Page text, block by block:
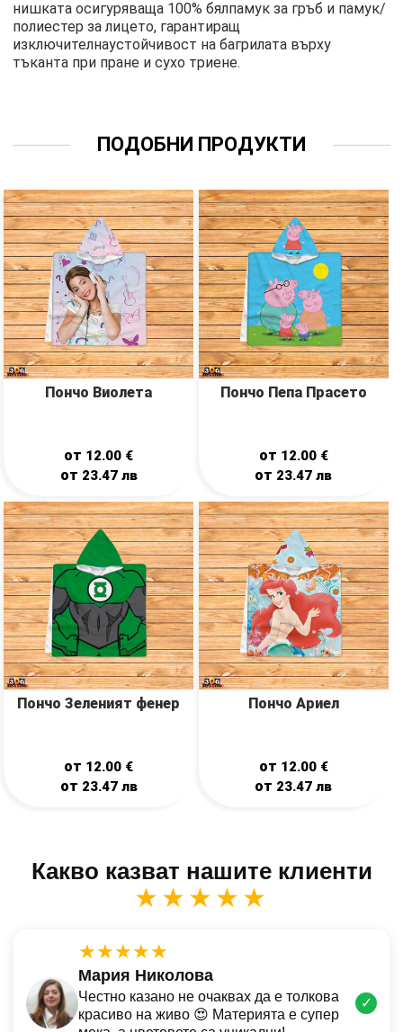
нишката осигуряваща 100% бялпамук за гръб и памук/
полиестер за лицето, гарантиращ
изключителнаустойчивост на багрилата върху
тъканта при пране и сухо триене.
ПОДОБНИ ПРОДУКТИ
Пончо Виолета
от 12.00 €
от 23.47 лв
Пончо Пепа Прасето
от 12.00 €
от 23.47лв
Пончо Зеленият фенер
от 12.00 €
от 23.47 лв
Пончо Ариел
от 12.00 €
от 23.47лв
Какво казват нашите клиенти
★★★★★
★★★★★
Мария Николова
Честно казано не очаквах да е толкова
красиво на живо 😍 Материята е супер
✓